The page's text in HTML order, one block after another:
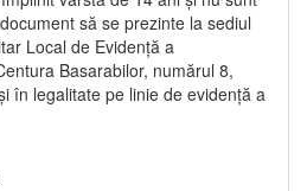
să se prezinte la sediul
Local de Evidență a
Basarabilor, numărul 8,
în legalitate pe linie de evidență a